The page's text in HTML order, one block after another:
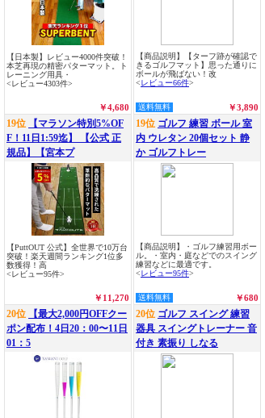
【日本製】レビュー4000件突破！
本芝再現の精密パターマット。ト
レーニング用具・
<レビュー4303件>
￥4,680
19位
【マラソン特別5%OF
F！11日1:59迄】 【公式 正
規品】【宮本プ
【PuttOUT 公式】全世界で10万台
突破！楽天週間ランキング1位多
数獲得！高
<レビュー95件>
￥11,270
20位
【最大2,000円OFFクー
ポン配布！4日20：00〜11日
01：5
【商品説明】【ターフ跡が確認で
きるゴルフマット】思った通りに
ボールが飛ばない！改
<レビュー66件>
送料無料 ￥3,890
19位 ゴルフ 練習 ボール 室
内 ウレタン 20個セット 静
か ゴルフトレー
【商品説明】・ゴルフ練習用ボー
ル。・室内・庭などでのスイング
練習などに最適です。
<レビュー95件>
送料無料 ￥680
20位 ゴルフ スイング 練習
器具 スイングトレーナー 音
付き 素振り しなる